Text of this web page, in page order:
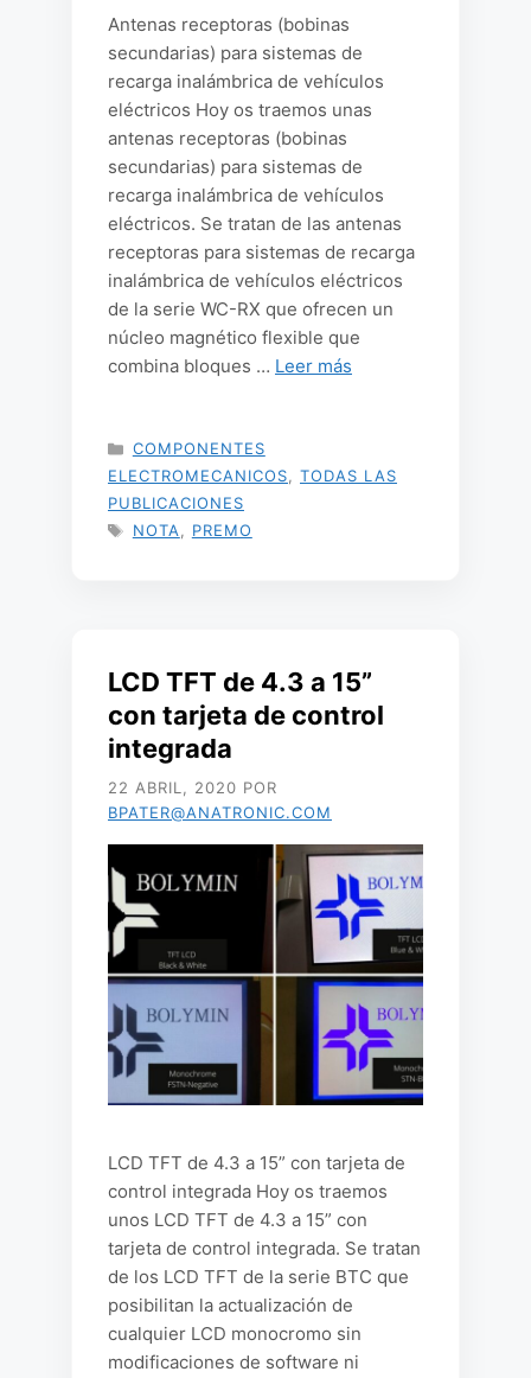
Antenas receptoras (bobinas
secundarias) para sistemas de
recarga inalámbrica de vehículos
eléctricos Hoy os traemos unas
antenas receptoras (bobinas
secundarias) para sistemas de
recarga inalámbrica de vehículos
eléctricos. Se tratan de las antenas
receptoras para sistemas de recarga
inalámbrica de vehículos eléctricos
de la serie WC-RX que ofrecen un
núcleo magnético flexible que
combina bloques … Leer más
CATEGORÍAS
COMPONENTES
ELECTROMECANICOS
TODAS LAS
PUBLICACIONES
ETIQUETAS
NOTA PREMO
LCD TFT de 4.3 a 15”
con tarjeta de control
integrada
22 ABRIL, 2020 POR
BPATER@ANATRONIC.COM
LCD TFT de 4.3 a 15” con tarjeta de
control integrada Hoy os traemos
unos LCD TFT de 4.3 a 15” con
tarjeta de control integrada. Se tratan
de los LCD TFT de la serie BTC que
posibilitan la actualización de
cualquier LCD monocromo sin
modificaciones de software ni